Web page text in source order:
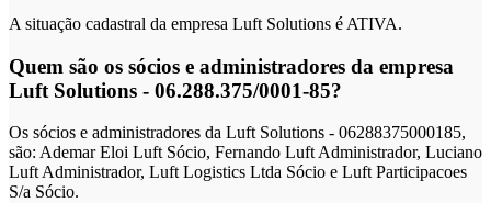
A situação cadastral da empresa Luft Solutions é ATIVA.
Quem são os sócios e administradores da empresa
Luft Solutions - 06.288.375/0001-85?
Os sócios e administradores da Luft Solutions - 06288375000185,
são: Ademar Eloi Luft Sócio, Fernando Luft Administrador, Luciano
Luft Administrador, Luft Logistics Ltda Sócio e Luft Participacoes
S/a Sócio.